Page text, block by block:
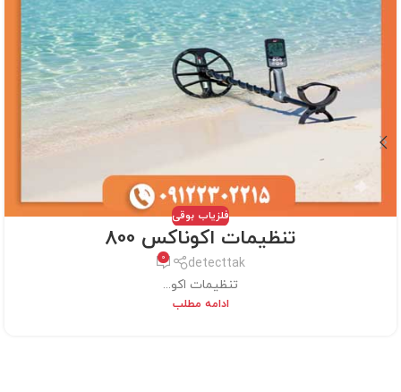
فلزیاب بوقی
تنظیمات اکوناکس 800
detecttak
0
تنظیمات اکو...
ادامه مطلب